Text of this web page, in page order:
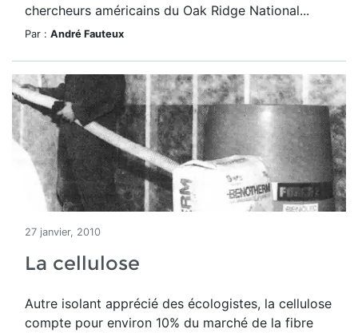
chercheurs américains du Oak Ridge National...
Par : André Fauteux
27 janvier, 2010
La cellulose
Autre isolant apprécié des écologistes, la cellulose
compte pour environ 10% du marché de la fibre